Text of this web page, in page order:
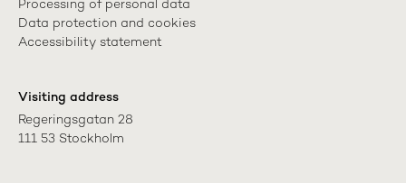
Processing of personal data
Data protection and cookies
Accessibility statement
Visiting address
Regeringsgatan 28
111 53 Stockholm